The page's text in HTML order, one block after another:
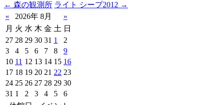
← 森の観測所 ライト シープ2012 →
«
2026年 8月
»
月 火 水 木 金 土 日
27 28 29 30 31 1
2
3
4 5 6 7 8
9
10 11 12 13 14 15 16
17 18 19 20 21 22 23
24 25 26 27 28 29 30
31 1 2 3 4 5
6